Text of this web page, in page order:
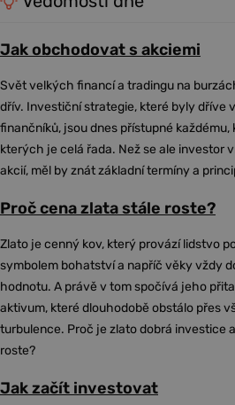
Jak obchodovat s akciemi
Svět velkých financí a tradingu na
dřív. Investiční strategie, které byly dříve
finančníků, jsou dnes přístupné každému,
kterých je celá řada. Než se ale investor
akcií, měl by znát základní termíny a
Proč cena zlata stále roste?
Zlato je cenný kov, který provází lidstvo
symbolem bohatství a napříč věky vždy
hodnotu. A právě v tom spočívá jeho
aktivum, které dlouhodobě obstálo přes
turbulence. Proč je zlato dobrá investice
roste?
Jak začít investovat